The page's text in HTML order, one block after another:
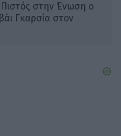
στην Ένωση ο
Γκαρσία στον